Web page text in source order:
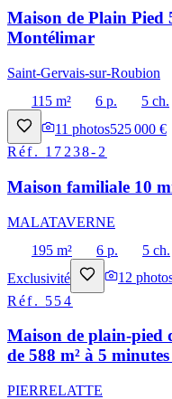
Maison de Plain Pied
Montélimar
Saint-Gervais-sur-Roubion
115 m²
6 p. 5 ch.
11 photos525 000 €
Réf. 17238-2
Maison familiale 10
MALATAVERNE
195 m²
6 p. 5 ch.
Exclusivité
12
Réf. 554
Maison de plain-pied
de 588 m² à 5
PIERRELATTE